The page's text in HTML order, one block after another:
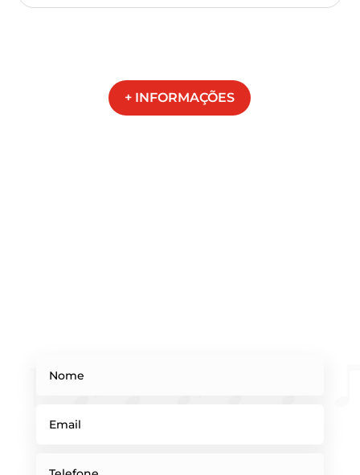
+ INFORMAÇÕES